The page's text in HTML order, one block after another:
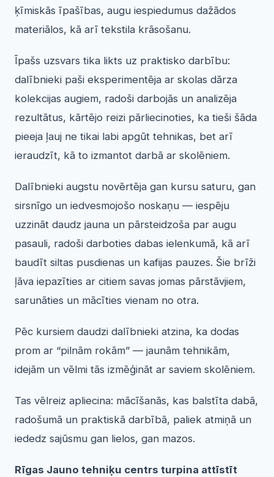
ķīmiskās īpašības, augu iespiedumus dažādos
materiālos, kā arī tekstila krāsošanu.
Īpašs uzsvars tika likts uz praktisko darbību:
dalībnieki paši eksperimentēja ar skolas dārza
kolekcijas augiem, radoši darbojās un analizēja
rezultātus, kārtējo reizi pārliecinoties, ka tieši šāda
pieeja ļauj ne tikai labi apgūt tehnikas, bet arī
ieraudzīt, kā to izmantot darbā ar skolēniem.
Dalībnieki augstu novērtēja gan kursu saturu, gan
sirsnīgo un iedvesmojošo noskaņu — iespēju
uzzināt daudz jauna un pārsteidzoša par augu
pasauli, radoši darboties dabas ielenkumā, kā arī
baudīt siltas pusdienas un kafijas pauzes. Šie brīži
ļāva iepazīties ar citiem savas jomas pārstāvjiem,
sarunāties un mācīties vienam no otra.
Pēc kursiem daudzi dalībnieki atzina, ka dodas
prom ar “pilnām rokām” — jaunām tehnikām,
idejām un vēlmi tās izmēģināt ar saviem skolēniem.
Tas vēlreiz apliecina: mācīšanās, kas balstīta dabā,
radošumā un praktiskā darbībā, paliek atmiņā un
iededz sajūsmu gan lielos, gan mazos.
Rīgas Jauno tehniķu centrs turpina attīstīt